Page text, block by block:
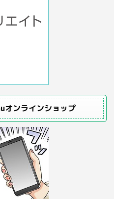
オンラインショップ